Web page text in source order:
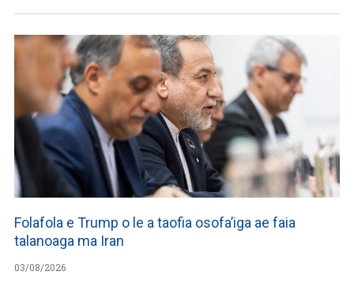
Folafola e Trump o le a taofia osofa’iga ae faia
talanoaga ma Iran
03/08/2026